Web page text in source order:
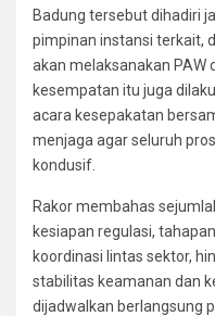
Badung tersebut dihadiri
pimpinan instansi terkait,
akan melaksanakan PAW
kesempatan itu juga
acara kesepakatan
menjaga agar seluruh
kondusif.
Rakor membahas
kesiapan regulasi,
koordinasi lintas sektor,
stabilitas keamanan dan
dijadwalkan berlangsung